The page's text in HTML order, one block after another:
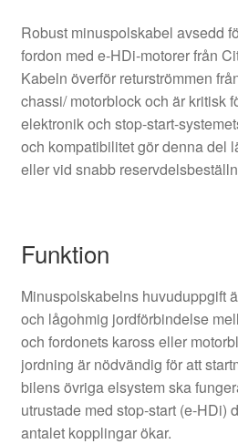
Robust minuspolskabel avsedd
fordon med e‑HDi-motorer från
Kabeln överför returströmmen
chassi/ motorblock och är kritisk
elektronik och stop‑start-
och kompatibilitet gör denna del
eller vid snabb
Funktion
Minuspolskabelns huvuduppgift
och lågohmig jordförbindelse
och fordonets kaross eller
jordning är nödvändig för att
bilens övriga elsystem ska
utrustade med stop‑start (e‑HDi)
antalet kopplingar ökar.